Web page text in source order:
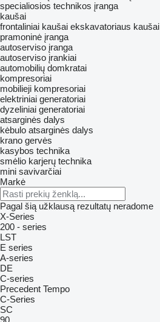
specialiosios technikos įranga
kaušai
frontaliniai kaušai ekskavatoriaus kaušai
pramoninė įranga
autoserviso įranga
autoserviso įrankiai
automobilių domkratai
kompresoriai
mobilieji kompresoriai
elektriniai generatoriai
dyzeliniai generatoriai
atsarginės dalys
kėbulo atsarginės dalys
krano gervės
kasybos technika
smėlio karjerų technika
mini savivarčiai
Markė
Pagal šią užklausą rezultatų neradome
X-Series
200 - series
LST
E series
A-series
DE
C-series
Precedent Tempo
C-Series
SC
90